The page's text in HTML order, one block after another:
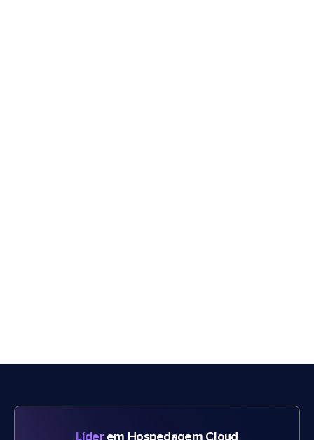
Líderem Hospedagem Cloud